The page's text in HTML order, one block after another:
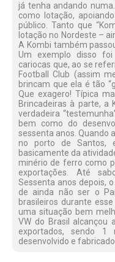
já tenha andando
como lotação,
público. Tanto que
lotação no Nordeste –
A Kombi também
Um exemplo disso foi
cariocas que, ao se
Football Club (assim
brincam que ela é tão
Que exagero! Típica
Brincadeiras à parte, a
verdadeira
bem como do
sessenta anos. Quando
no porto de Santos,
basicamente da
minério de ferro como
exportações. Até
Sessenta anos depois,
de ainda não ser o
brasileiros durante
uma situação bem
VW do Brasil alcançou
exportados, sendo 1
desenvolvido e